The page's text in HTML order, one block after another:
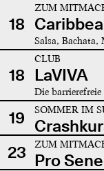
18
ZUM
Salsa, Bachata,
18
CLUB
LaVIVA
Die
19 SOMMER IM
23
ZUM
Pro